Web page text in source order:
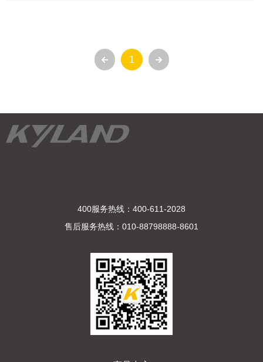
1
400服务热线：400-611-2028
售后服务热线：010-88798888-8601